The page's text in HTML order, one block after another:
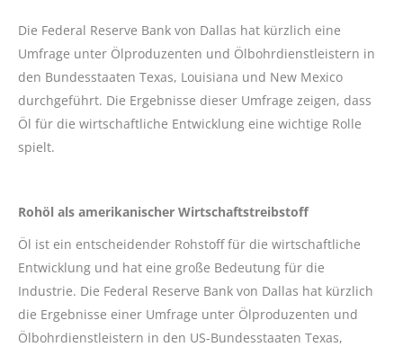
Die Federal Reserve Bank von Dallas hat kürzlich eine
Umfrage unter Ölproduzenten und Ölbohrdienstleistern in
den Bundesstaaten Texas, Louisiana und New Mexico
durchgeführt. Die Ergebnisse dieser Umfrage zeigen, dass
Öl für die wirtschaftliche Entwicklung eine wichtige Rolle
spielt.
Rohöl als amerikanischer Wirtschaftstreibstoff
Öl ist ein entscheidender Rohstoff für die wirtschaftliche
Entwicklung und hat eine große Bedeutung für die
Industrie. Die Federal Reserve Bank von Dallas hat kürzlich
die Ergebnisse einer Umfrage unter Ölproduzenten und
Ölbohrdienstleistern in den US-Bundesstaaten Texas,